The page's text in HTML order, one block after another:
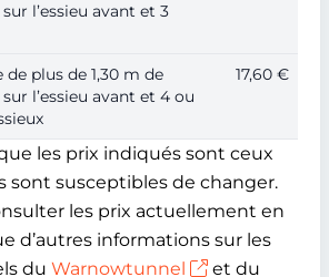
l’essieu avant et 3
de plus de 1,30 m de
l’essieu avant et 4 ou
17,60 €
les prix indiqués sont ceux
sont susceptibles de changer.
les prix actuellement en
d’autres informations sur les
du Warnowtunnel
et du